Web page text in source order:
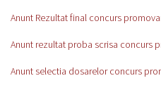
Anunt Rezultat final concurs
Anunt rezultat proba scrisa concurs
Anunt selectia dosarelor concurs